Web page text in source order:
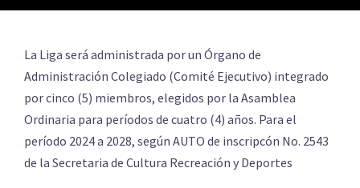
La Liga será administrada por un Órgano de
Administración Colegiado (Comité Ejecutivo) integrado
por cinco (5) miembros, elegidos por la Asamblea
Ordinaria para períodos de cuatro (4) años. Para el
período 2024 a 2028, según AUTO de inscripcón No. 2543
de la Secretaria de Cultura Recreación y Deportes